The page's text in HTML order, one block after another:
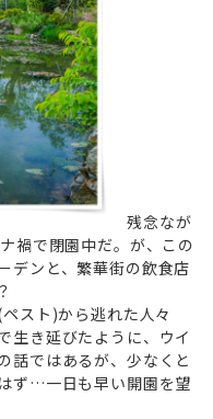
残念なが
禍で閉園中だ。が、この
デンと、繁華街の飲食店
スト)から逃れた人々
生き延びたように、ウイ
話ではあるが、少なくと
ず…一日も早い開園を望